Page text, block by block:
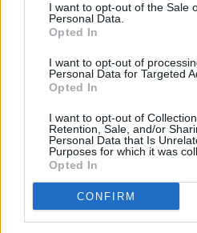
I want to opt-out of the Sale
Personal Data.
Opted In
I want to opt-out of
Personal Data for Targeted
Opted In
I want to opt-out of
Retention, Sale, and/or
Personal Data that Is
Purposes for which it was
Opted In
CONFIRM